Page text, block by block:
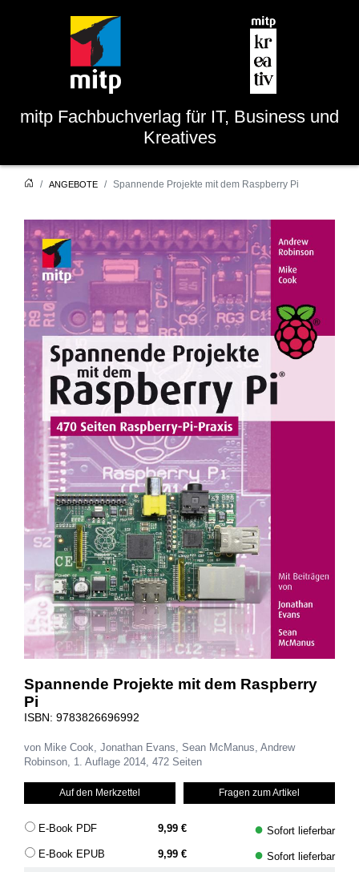
mitp Fachbuchverlag für IT, Business und
Kreatives
ANGEBOTE Spannende Projekte mit dem Raspberry Pi
Spannende Projekte mit dem Raspberry
Pi
ISBN: 9783826696992
von Mike Cook, Jonathan Evans, Sean McManus, Andrew
Robinson, 1. Auflage 2014, 472 Seiten
Auf den Merkzettel Fragen zum Artikel
E-Book PDF 9,99 € ● Sofort lieferbar
E-Book EPUB 9,99 € ● Sofort lieferbar